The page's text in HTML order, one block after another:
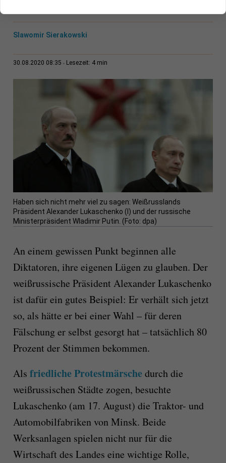
Slawomir Sierakowski
30.08.2020 08:35 Lesezeit: 4 min
Haben sich nicht mehr viel zu sagen: Weißrusslands
Präsident Alexander Lukaschenko (l) und der russische
Ministerpräsident Wladimir Putin. (Foto: dpa)
An einem gewissen Punkt beginnen alle
Diktatoren, ihre eigenen Lügen zu glauben. Der
weißrussische Präsident Alexander Lukaschenko
ist dafür ein gutes Beispiel: Er verhält sich jetzt
so, als hätte er bei einer Wahl – für deren
Fälschung er selbst gesorgt hat – tatsächlich 80
Prozent der Stimmen bekommen.
Als friedliche Protestmärschedurch die
weißrussischen Städte zogen, besuchte
Lukaschenko (am 17. August) die Traktor- und
Automobilfabriken von Minsk. Beide
Werksanlagen spielen nicht nur für die
Wirtschaft des Landes eine wichtige Rolle,